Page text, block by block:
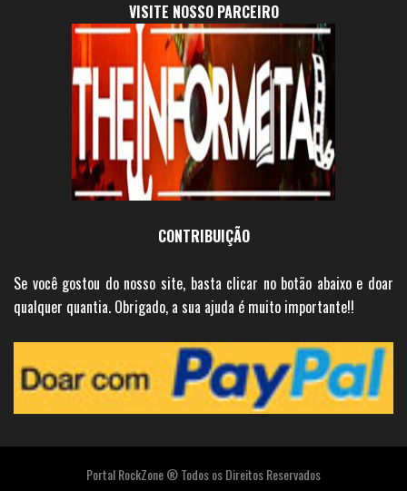
VISITE NOSSO PARCEIRO
CONTRIBUIÇÃO
Se você gostou do nosso site, basta clicar no botão abaixo e doar
qualquer quantia. Obrigado, a sua ajuda é muito importante!!
Portal RockZone ® Todos os Direitos Reservados